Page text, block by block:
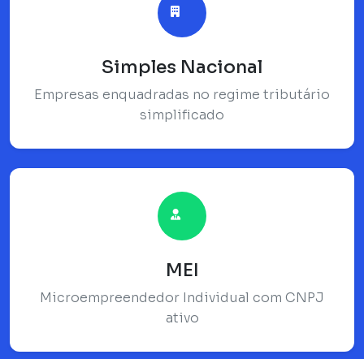
Simples Nacional
Empresas enquadradas no regime tributário
simplificado
MEI
Microempreendedor Individual com CNPJ
ativo